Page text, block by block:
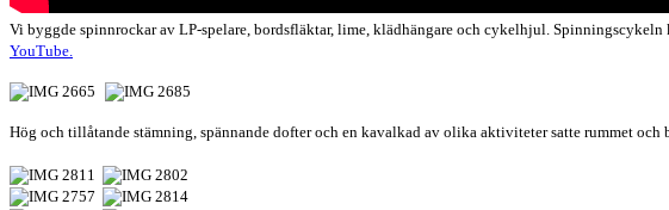
Vi byggde spinnrockar av LP-spelare, bordsfläktar, lime, klädhängare och cykelhjul.
YouTube.
Hög och tillåtande stämning, spännande dofter och en kavalkad av olika aktiviteter satte rummet